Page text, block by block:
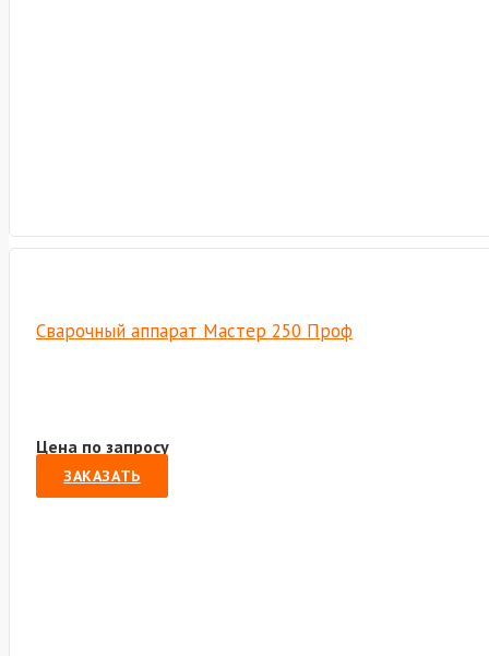
Сварочный аппарат Мастер 250 Проф
Цена по запросу
ЗАКАЗАТЬ